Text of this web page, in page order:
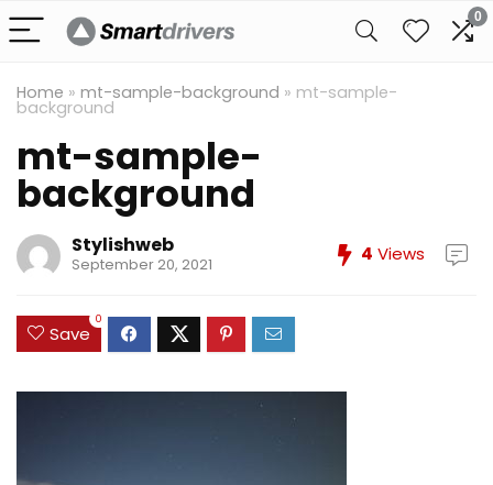
0
Home » mt-sample-background » mt-sample-
background
mt-sample-
background
Stylishweb
September 20, 2021 4 Views
Save
0